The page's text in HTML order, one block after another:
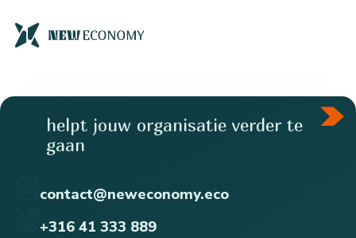
helpt jouw organisatie verder te
gaan
contact@neweconomy.eco
+316 41 333 889